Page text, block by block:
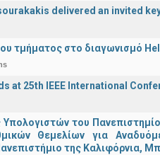
delivered an invited
τμήματος στο διαγωνισμό
at 25th IEEE International
του
Θεμελίων για
της Καλιφόρνια,